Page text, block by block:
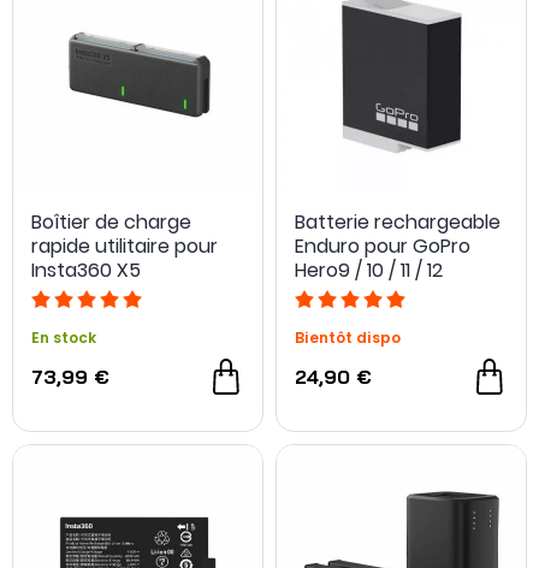
NOUVEAU
Boîtier de charge
rapide utilitaire pour
Insta360 X5
En stock
73,99 €
Batterie rechargeable
Enduro pour GoPro
Hero9 / 10 / 11 / 12
Bientôt dispo
24,90 €